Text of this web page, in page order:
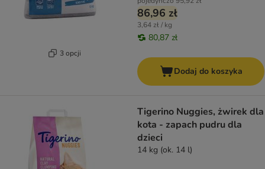
3 opcji
86,96 zł
3,64 zł / kg
80,87 zł
Dodaj do koszyka
Tigerino Nuggies, żwirek dla
kota - zapach pudru dla
dzieci
14 kg (ok. 14 l)